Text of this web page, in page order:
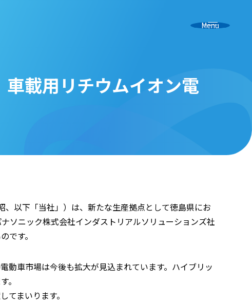
Menu
載用リチウムイオン電
以下「当社」）は、新たな生産拠点として徳島県にお
ソニック株式会社インダストリアルソリューションズ社
です。
動車市場は今後も拡大が見込まれています。ハイブリッ
。
まいります。